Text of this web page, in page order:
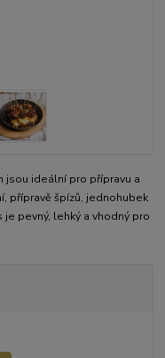
jsou ideální pro přípravu a
přípravě špízů, jednohubek
pevný, lehký a vhodný pro